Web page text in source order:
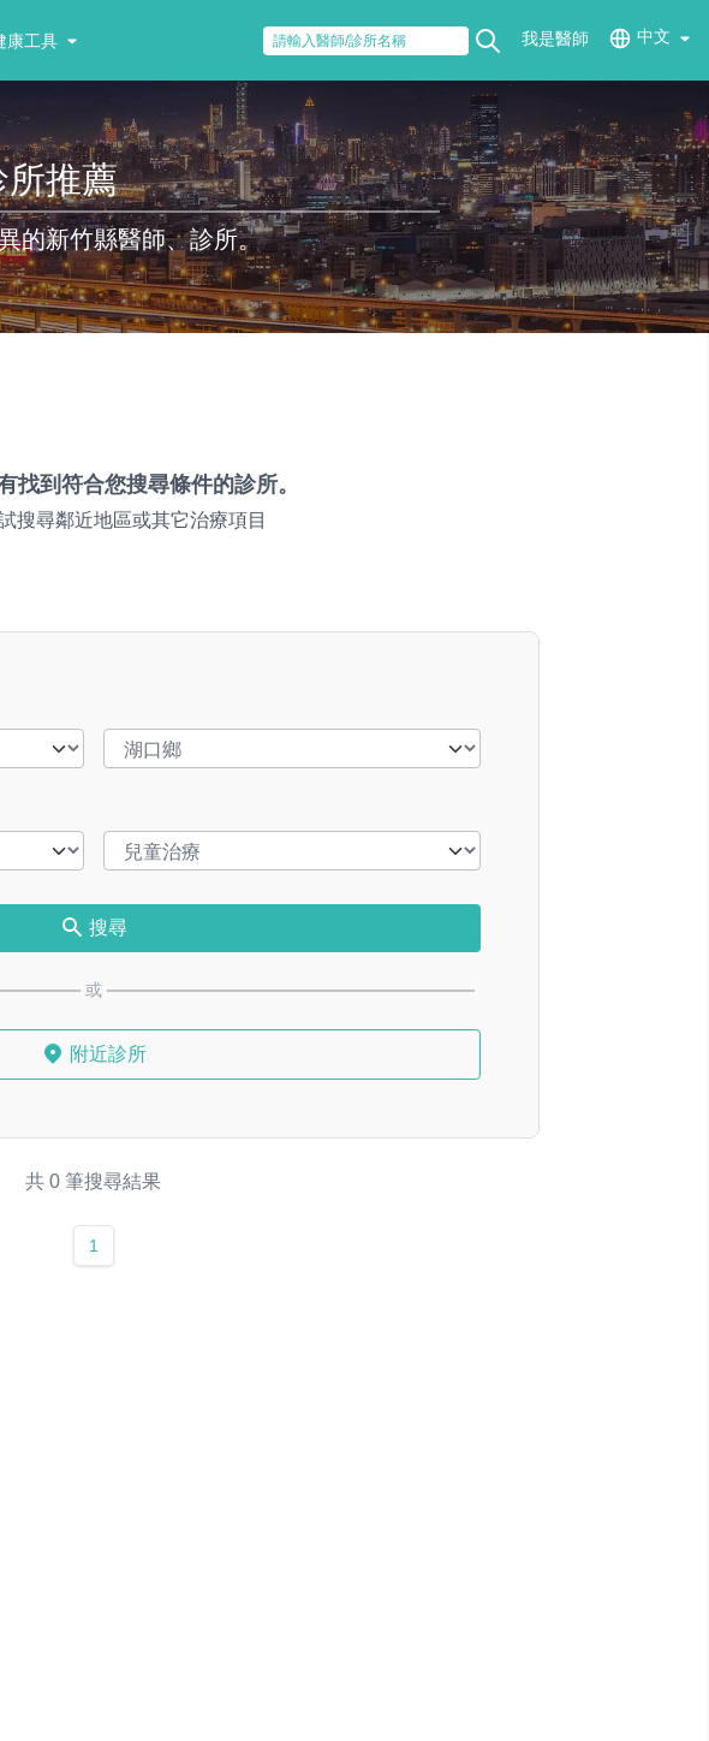
康工具 我是醫師 中文
所推薦
的新竹縣醫師、診所。
找到符合您搜尋條件的診所。
搜尋鄰近地區或其它治療項目
搜尋
或
附近診所
共 0 筆搜尋結果
1